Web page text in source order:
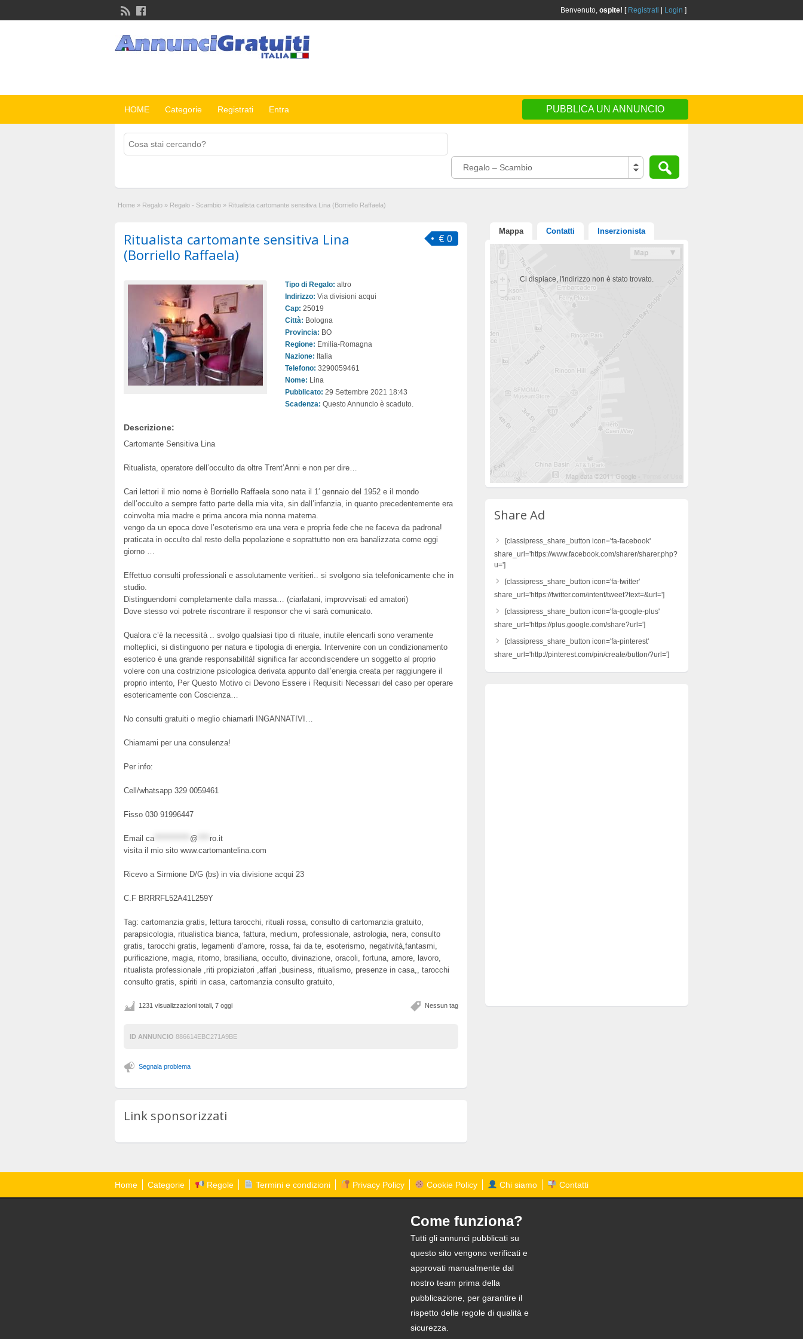
Benvenuto, ospite! [ Registrati Login ]
HOME Categorie Registrati Entra PUBBLICA UN ANNUNCIO
Regalo – Scambio
Home » Regalo » Regalo - Scambio » Ritualista cartomante sensitiva Lina (Borriello Raffaela)
€ 0
Ritualista cartomante sensitiva Lina
(Borriello Raffaela)
Tipo di Regalo: altro
Indirizzo: Via divisioni acqui
Cap: 25019
Città: Bologna
Provincia: BO
Regione: Emilia-Romagna
Nazione: Italia
Telefono: 3290059461
Nome: Lina
Pubblicato: 29 Settembre 2021 18:43
Scadenza: Questo Annuncio è scaduto.
Descrizione:
Cartomante Sensitiva Lina
Ritualista, operatore dell’occulto da oltre Trent’Anni e non per dire…
Cari lettori il mio nome è Borriello Raffaela sono nata il 1′ gennaio del 1952 e il mondo
dell’occulto a sempre fatto parte della mia vita, sin dall’infanzia, in quanto precedentemente era
coinvolta mia madre e prima ancora mia nonna materna.
vengo da un epoca dove l’esoterismo era una vera e propria fede che ne faceva da padrona!
praticata in occulto dal resto della popolazione e soprattutto non era banalizzata come oggi
giorno …
Effettuo consulti professionali e assolutamente veritieri.. si svolgono sia telefonicamente che in
studio.
Distinguendomi completamente dalla massa… (ciarlatani, improvvisati ed amatori)
Dove stesso voi potrete riscontrare il responsor che vi sarà comunicato.
Qualora c’è la necessità .. svolgo qualsiasi tipo di rituale, inutile elencarli sono veramente
molteplici, si distinguono per natura e tipologia di energia. Intervenire con un condizionamento
esoterico è una grande responsabilità! significa far accondiscendere un soggetto al proprio
volere con una costrizione psicologica derivata appunto dall’energia creata per raggiungere il
proprio intento, Per Questo Motivo ci Devono Essere i Requisiti Necessari del caso per operare
esotericamente con Coscienza…
No consulti gratuiti o meglio chiamarli INGANNATIVI…
Chiamami per una consulenza!
Per info:
Cell/whatsapp 329 0059461
Fisso 030 91996447
Email ca************ @
ro.it
visita il mio sito www.cartomantelina.com
Ricevo a Sirmione D/G (bs) in via divisione acqui 23
C.F BRRRFL52A41L259Y
Tag: cartomanzia gratis, lettura tarocchi, rituali rossa, consulto di cartomanzia gratuito,
parapsicologia, ritualistica bianca, fattura, medium, professionale, astrologia, nera, consulto
gratis, tarocchi gratis, legamenti d’amore, rossa, fai da te, esoterismo, negatività,fantasmi,
purificazione, magia, ritorno, brasiliana, occulto, divinazione, oracoli, fortuna, amore, lavoro,
ritualista professionale ,riti propiziatori ,affari ,business, ritualismo, presenze in casa,, tarocchi
consulto gratis, spiriti in casa, cartomanzia consulto gratuito,
Nessun tag
1231 visualizzazioni totali, 7 oggi
ID ANNUNCIO 886614EBC271A9BE
Segnala problema
Link sponsorizzati
Mappa Contatti Inserzionista
Ci dispiace, l'indirizzo non è stato trovato.
Share Ad
[classipress_share_button icon='fa-facebook'
share_url='https://www.facebook.com/sharer/sharer.php?
u=']
[classipress_share_button icon='fa-twitter'
share_url='https://twitter.com/intent/tweet?text=&url=']
[classipress_share_button icon='fa-google-plus'
share_url='https://plus.google.com/share?url=']
[classipress_share_button icon='fa-pinterest'
share_url='http://pinterest.com/pin/create/button/?url=']
Home Categorie Regole Termini e condizioni Privacy Policy Cookie Policy Chi siamo Contatti
Come funziona?
Tutti gli annunci pubblicati su
questo sito vengono verificati e
approvati manualmente dal
nostro team prima della
pubblicazione, per garantire il
rispetto delle regole di qualità e
sicurezza.